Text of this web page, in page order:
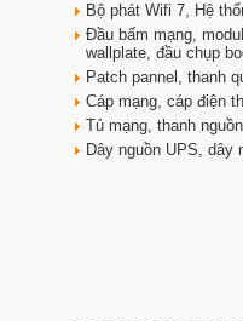
Dây nguồn C19 C20
diện 3x2.5 mm2
Giá: 370,000
Bộ phát Wifi 7, Hệ
Đầu bấm mạng,
wallplate, đầu chụp
Patch pannel, thanh
Cáp mạng, cáp điện
Tủ mạng, thanh
Dây nguồn UPS, dây